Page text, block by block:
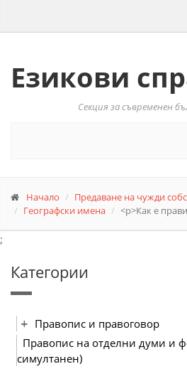
Езикови
Секция за съвременен
Начало
Предаване на чужди
Географски имена
<p>Как е
;
Категории
Правопис и правоговор
Правопис на отделни думи и
симултанен)